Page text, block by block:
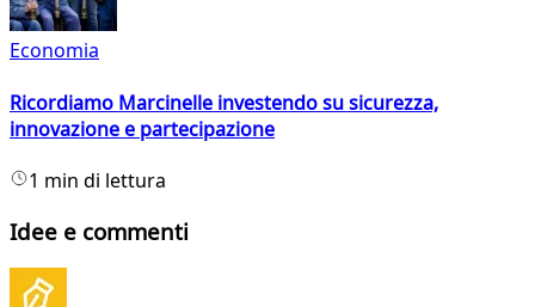
Economia
Ricordiamo Marcinelle investendo su sicurezza,
innovazione e partecipazione
1 min di lettura
Idee e commenti